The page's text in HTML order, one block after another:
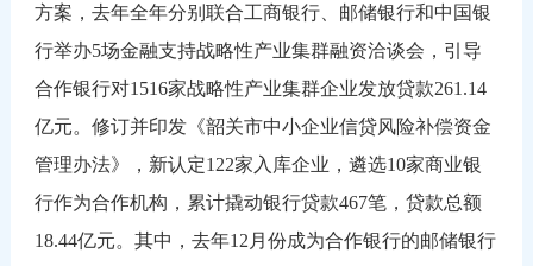
方案，去年全年分别联合工商银行、邮储银行和中国银
行举办5场金融支持战略性产业集群融资洽谈会，引导
合作银行对1516家战略性产业集群企业发放贷款261.14
亿元。修订并印发《韶关市中小企业信贷风险补偿资金
管理办法》，新认定122家入库企业，遴选10家商业银
行作为合作机构，累计撬动银行贷款467笔，贷款总额
18.44亿元。其中，去年12月份成为合作银行的邮储银行